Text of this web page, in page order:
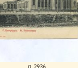
о 2936